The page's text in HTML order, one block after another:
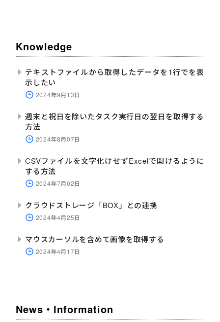
Knowledge
テキストファイルから取得したデータを1行でを表
示したい
2024年9月13日
週末と祝日を除いたタスク実行日の翌日を取得する
方法
2024年8月07日
CSVファイルを文字化けせずExcelで開けるように
する方法
2024年7月02日
クラウドストレージ「BOX」との連携
2024年4月25日
マウスカーソルを含めて画像を取得する
2024年4月17日
News・Information